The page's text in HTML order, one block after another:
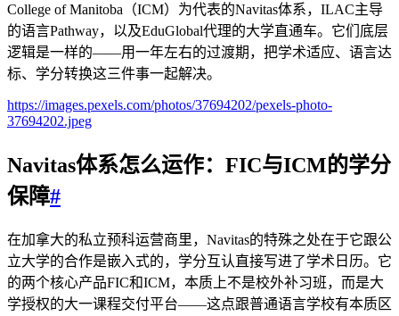
College of Manitoba（ICM）为代表的Navitas体系，ILAC主导
的语言Pathway，以及EduGlobal代理的大学直通车。它们底层
逻辑是一样的——用一年左右的过渡期，把学术适应、语言达
标、学分转换这三件事一起解决。
https://images.pexels.com/photos/37694202/pexels-photo-
37694202.jpeg
Navitas体系怎么运作：FIC与ICM的学分
保障#
在加拿大的私立预科运营商里，Navitas的特殊之处在于它跟公
立大学的合作是嵌入式的，学分互认直接写进了学术日历。它
的两个核心产品FIC和ICM，本质上不是校外补习班，而是大
学授权的大一课程交付平台——这点跟普通语言学校有本质区